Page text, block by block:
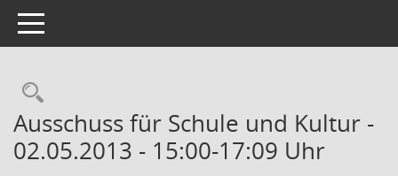
Toggle navigation
Rechercheauswahl
Ausschuss für Schule und Kultur -
02.05.2013 - 15:00-17:09 Uhr